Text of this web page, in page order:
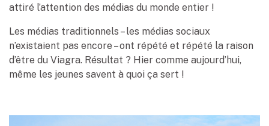
attiré l’attention des médias du monde entier !
Les médias traditionnels – les médias sociaux
n’existaient pas encore – ont répété et répété la raison
d’être du Viagra. Résultat ? Hier comme aujourd’hui,
même les jeunes savent à quoi ça sert !